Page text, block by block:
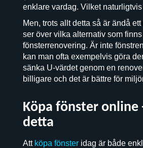
enklare vardag. Vilket
Men, trots allt detta så är ändå
ser över vilka alternativ som finns
fönsterrenovering. Är inte
kan man ofta exempelvis göra
sänka U-värdet genom en
billigare och det är bättre för
Köpa fönster online
detta
Att köpa fönsteridag är både